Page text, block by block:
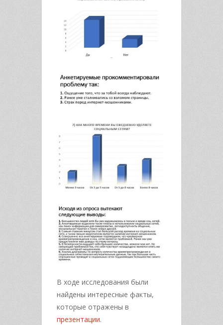
В ходе исследования были
найдены интересные факты,
которые отражены в
презентации.